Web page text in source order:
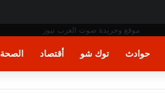
حوادث توك شو أقتصاد الصحة